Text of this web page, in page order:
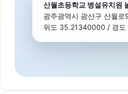
산월초등학교 병설유치원
광주광역시 광산구 산월
위도 35.21340000 / 경